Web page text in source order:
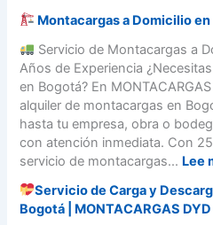
s
n
A
v
e
n
i
d
a
6
m
t
c
a
a
s
S
e
r
v
i
c
o
e
M
Montacargas a Domicilio
Servicio de Montacargas a
Años de Experiencia
en Bogotá? En
alquiler de montacargas en
hasta tu empresa, obra o
con atención inmediata. Con
servicio de montacargas... Lee
Servicio de Carga y
Bogotá | MONTACARGAS DYD